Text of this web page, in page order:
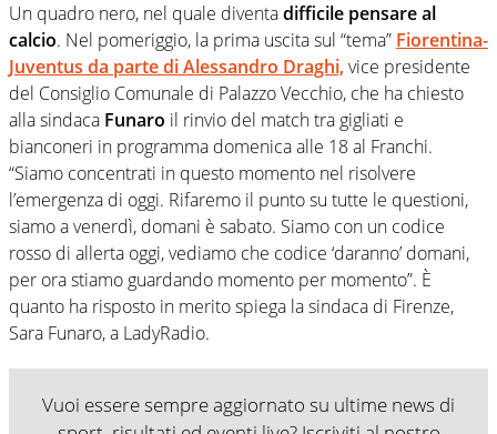
Un quadro nero, nel quale diventadifficile pensare al
calcio. Nel pomeriggio, la prima uscita sul “tema” Fiorentina-
Juventus da parte di Alessandro Draghi,vice presidente
del Consiglio Comunale di Palazzo Vecchio, che ha chiesto
alla sindaca Funaro il rinvio del match tra gigliati e
bianconeri in programma domenica alle 18 al Franchi.
“Siamo concentrati in questo momento nel risolvere
l’emergenza di oggi. Rifaremo il punto su tutte le questioni,
siamo a venerdì, domani è sabato. Siamo con un codice
rosso di allerta oggi, vediamo che codice ‘daranno’ domani,
per ora stiamo guardando momento per momento”. È
quanto ha risposto in merito spiega la sindaca di Firenze,
Sara Funaro, a LadyRadio.
Vuoi essere sempre aggiornato su ultime news di